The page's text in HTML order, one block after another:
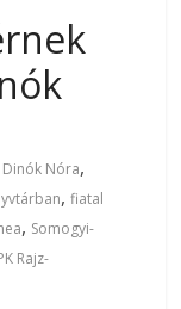
Dinók Nóra,
,fiatal
, Somogyi-
Rajz-